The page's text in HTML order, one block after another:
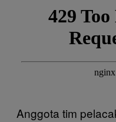
Anggota tim